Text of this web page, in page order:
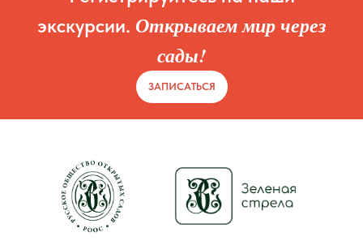
экскурсии. Открываем мир через
сады!
ЗАПИСАТЬСЯ